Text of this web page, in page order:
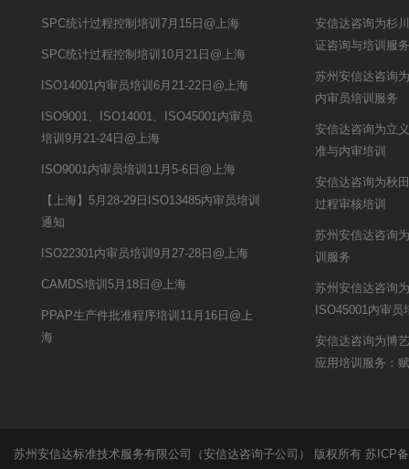
SPC统计过程控制培训7月15日@上海
SPC统计过程控制培训10月21日@上海
ISO14001内审员培训6月21-22日@上海
ISO9001、ISO14001、ISO45001内审员
培训9月21-24日@上海
ISO9001内审员培训11月5-6日@上海
【上海】5月28-29日ISO13485内审员培训
通知
ISO22301内审员培训9月27-28日@上海
CAMDS培训5月18日@上海
PPAP生产件批准程序培训11月16日@上
海
安信达咨询为杉
证咨询与培训服务
苏州安信达咨询
内审员培训服务
安信达咨询为立
准与内审培训
安信达咨询为秋
过程审核培训
苏州安信达咨询
训服务
苏州安信达咨询
ISO45001内审员
安信达咨询为博
应用培训服务：
苏州安信达标准技术服务有限公司（安信达咨询子公司） 版权所有 苏ICP